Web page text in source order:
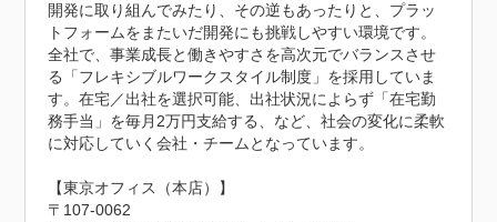
開発に取り組んでみたり、その逆もあったりと、プラッ
トフォームをまたいだ開発にも挑戦しやすい環境です。
全社で、事業成長と働きやすさを高次元でバランスさせ
る「フレキシブルワークスタイル制度」を採用していま
す。在宅／出社を選択可能、出社状況によらず「在宅勤
務手当」を毎月2万円支給する、など、社会の変化に柔軟
に対応していく会社・チームとなっています。
【東京オフィス（本店）】
〒107-0062